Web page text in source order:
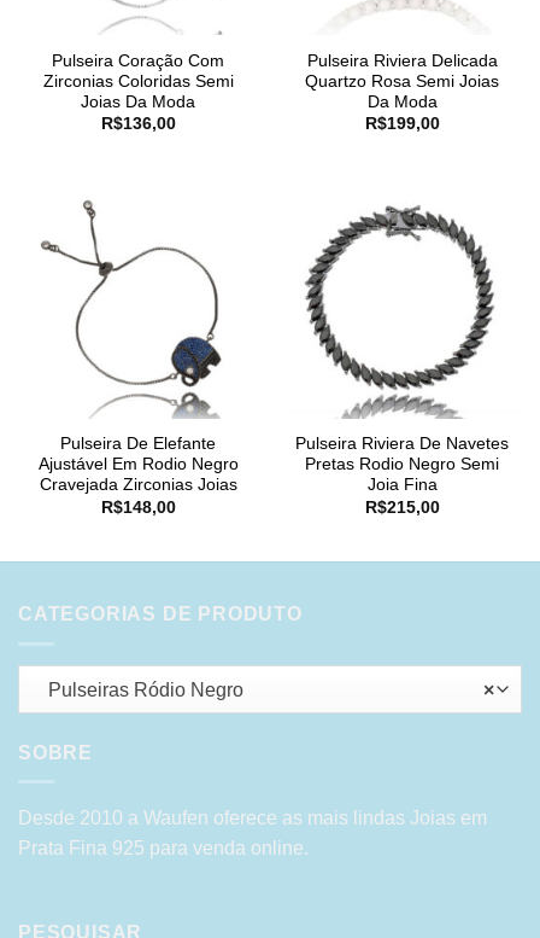
Pulseira Coração Com
Zirconias Coloridas Semi
Joias Da Moda
R$136,00
Pulseira Riviera Delicada
Quartzo Rosa Semi Joias
Da Moda
R$199,00
Pulseira De Elefante
Ajustável Em Rodio Negro
Cravejada Zirconias Joias
R$148,00
Pulseira Riviera De Navetes
Pretas Rodio Negro Semi
Joia Fina
R$215,00
CATEGORIAS DE PRODUTO
×
Pulseiras Ródio Negro
SOBRE
Desde 2010 a Waufen oferece as mais lindas Joias em
Prata Fina 925 para venda online.
PESQUISAR